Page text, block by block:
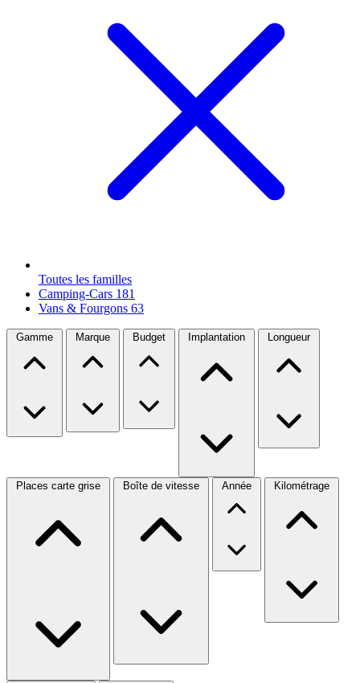
Toutes les familles
Camping-Cars 181
Vans & Fourgons 63
Gamme Marque Budget Implantation Longueur
Places carte grise Boîte de vitesse Année Kilométrage